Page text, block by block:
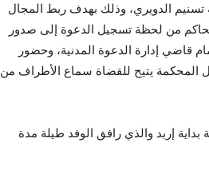
تسنيم الدويري، وذلك بهدف ربط المجال
من لحظة تسجيل الدعوة إلى صدور
قاضي إدارة الدعوة المدنية، وحضور
المحكمة يتيح للقضاة سماع الأطراف من
بداية إربد والذي رافق الوفد طيلة مدة